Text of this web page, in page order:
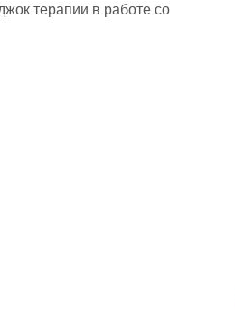
терапии в работе со